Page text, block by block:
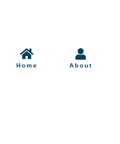
Home About